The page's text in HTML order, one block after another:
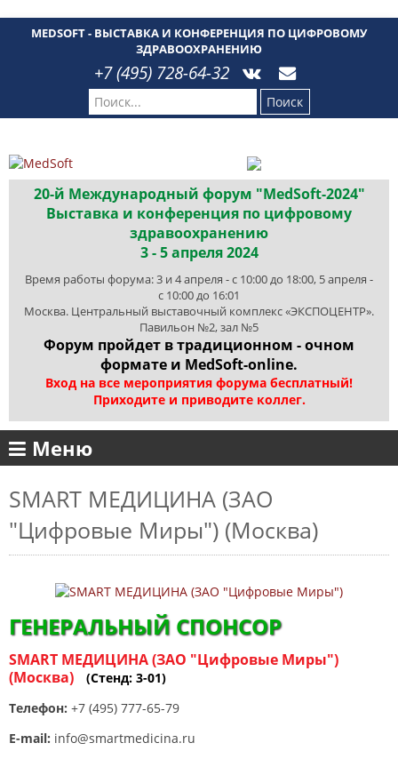
MEDSOFT - ВЫСТАВКА И КОНФЕРЕНЦИЯ ПО ЦИФРОВОМУ
ЗДРАВООХРАНЕНИЮ
+7 (495) 728-64-32
Поиск
20-й Международный форум "MedSoft-2024"
Выставка и конференция по цифровому
здравоохранению
3 - 5 апреля 2024
Время работы форума: 3 и 4 апреля - с 10:00 до 18:00, 5 апреля -
с 10:00 до 16:01
Москва. Центральный выставочный комплекс «ЭКСПОЦЕНТР».
Павильон №2, зал №5
Форум пройдет в традиционном - очном
формате и MedSoft-online.
Вход на все мероприятия форума бесплатный!
Приходите и приводите коллег.
Меню
SMART МЕДИЦИНА (ЗАО
"Цифровые Миры") (Москва)
ГЕНЕРАЛЬНЫЙ СПОНСОР
SMART МЕДИЦИНА (ЗАО "Цифровые Миры")
(Москва)
(Стенд: 3-01)
Телефон: +7 (495) 777-65-79
E-mail: info@smartmedicina.ru